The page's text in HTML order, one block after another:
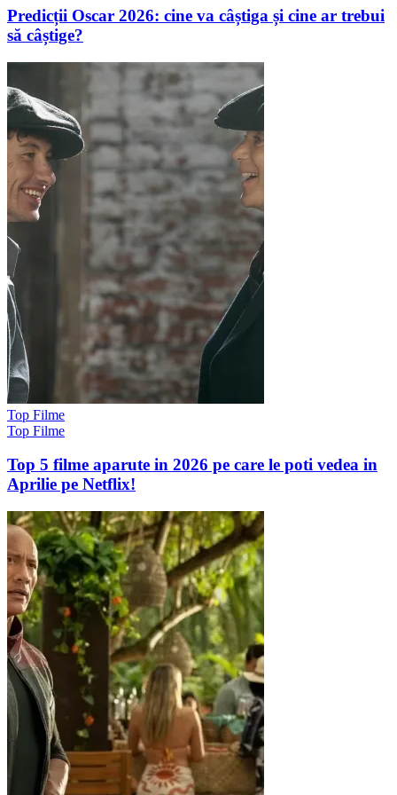
Predicții Oscar 2026: cine va câștiga și cine ar trebui
să câștige?
Top Filme
Top Filme
Top 5 filme aparute in 2026 pe care le poti vedea in
Aprilie pe Netflix!